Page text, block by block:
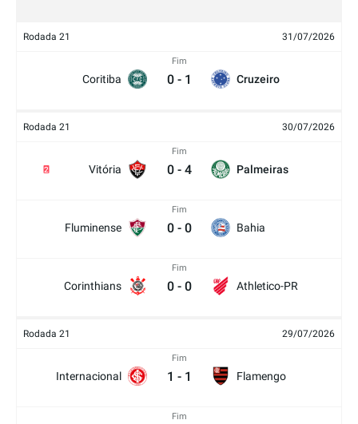
Rodada 21 31/07/2026
Coritiba
Fim
0 - 1 Cruzeiro
Rodada 21 30/07/2026
Vitória
2
Fim
0 - 4 Palmeiras
Fluminense
Fim
0 - 0 Bahia
Corinthians
Fim
0 - 0 Athletico-PR
Rodada 21 29/07/2026
Internacional
Fim
1 - 1 Flamengo
Fim